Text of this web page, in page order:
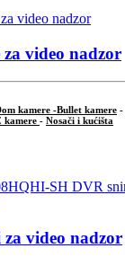
video nadzor
kamere -Bullet kamere -
kamere - Nosači i kućišta
za video nadzor